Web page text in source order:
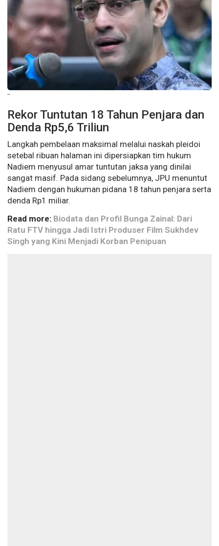
--
Rekor Tuntutan 18 Tahun Penjara dan
Denda Rp5,6 Triliun
Langkah pembelaan maksimal melalui naskah pleidoi
setebal ribuan halaman ini dipersiapkan tim hukum
Nadiem menyusul amar tuntutan jaksa yang dinilai
sangat masif. Pada sidang sebelumnya, JPU menuntut
Nadiem dengan hukuman pidana 18 tahun penjara serta
denda Rp1 miliar.
Read more: Biodata dan Profil Bunga Zainal: Dari
Ratu FTV hingga Jadi Istri Produser Film Sukhdev
Singh yang Kini Menjadi Korban Penipuan